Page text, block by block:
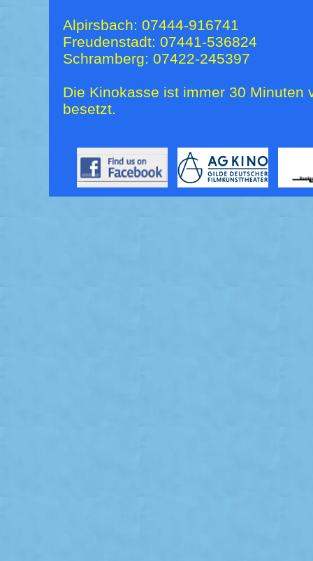
Alpirsbach: 07444-916741
Freudenstadt: 07441-536824
Schramberg: 07422-245397
Die Kinokasse ist immer 30 Minuten
besetzt.